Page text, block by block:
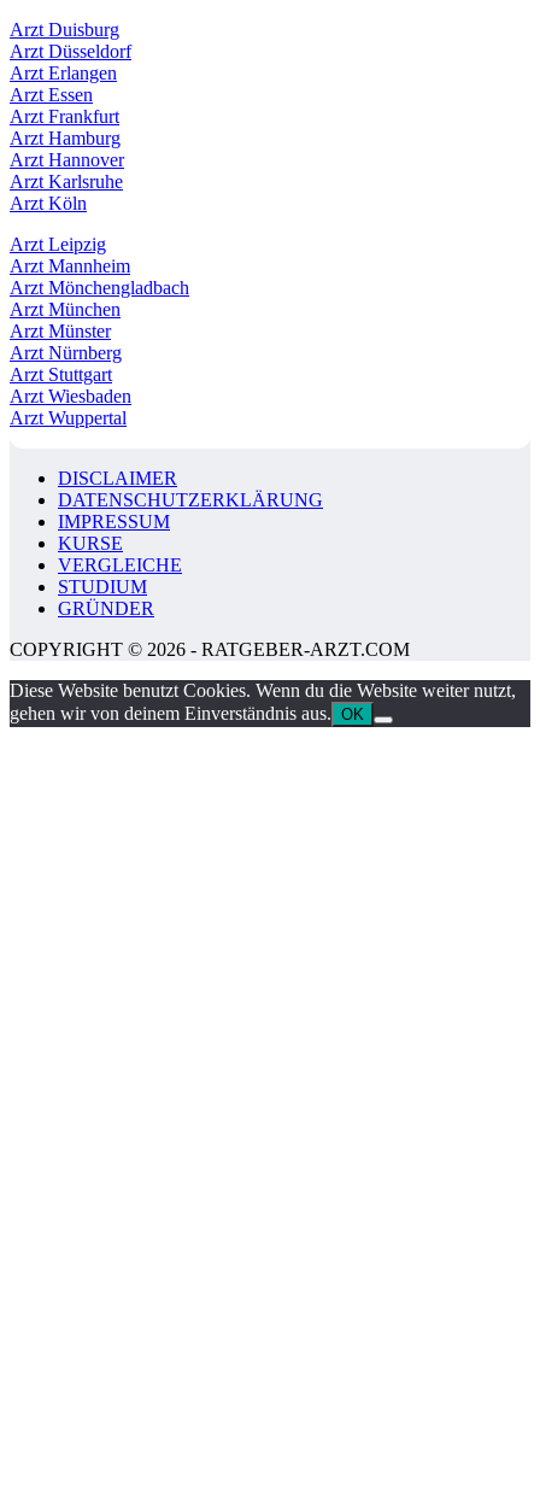
Arzt Duisburg
Arzt Düsseldorf
Arzt Erlangen
Arzt Essen
Arzt Frankfurt
Arzt Hamburg
Arzt Hannover
Arzt Karlsruhe
Arzt Köln
Arzt Leipzig
Arzt Mannheim
Arzt Mönchengladbach
Arzt München
Arzt Münster
Arzt Nürnberg
Arzt Stuttgart
Arzt Wiesbaden
Arzt Wuppertal
DISCLAIMER
DATENSCHUTZERKLÄRUNG
IMPRESSUM
KURSE
VERGLEICHE
STUDIUM
GRÜNDER
COPYRIGHT © 2026 - RATGEBER-ARZT.COM
Diese Website benutzt Cookies. Wenn du die Website weiter nutzt,
gehen wir von deinem Einverständnis aus. OK